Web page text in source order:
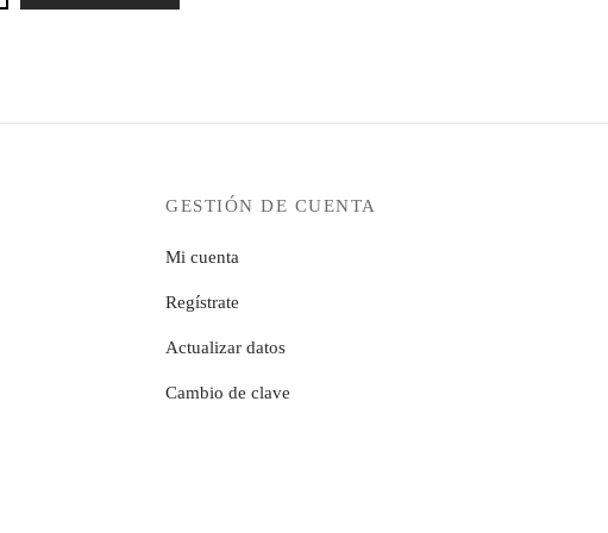
GESTIÓN DE CUENTA
Mi cuenta
Regístrate
Actualizar datos
Cambio de clave